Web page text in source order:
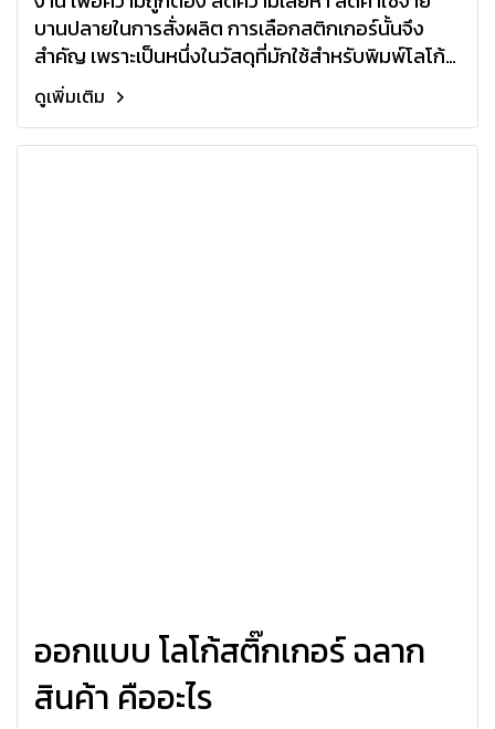
บานปลายในการสั่งผลิต การเลือกสติกเกอร์นั้นจึง
สำคัญ เพราะเป็นหนึ่งในวัสดุที่มักใช้สำหรับพิมพ์โลโก้
ของแบรนด์ต่างๆ
ดูเพิ่มเติม
ออกแบบ โลโก้สติ๊กเกอร์ ฉลาก
สินค้า คืออะไร